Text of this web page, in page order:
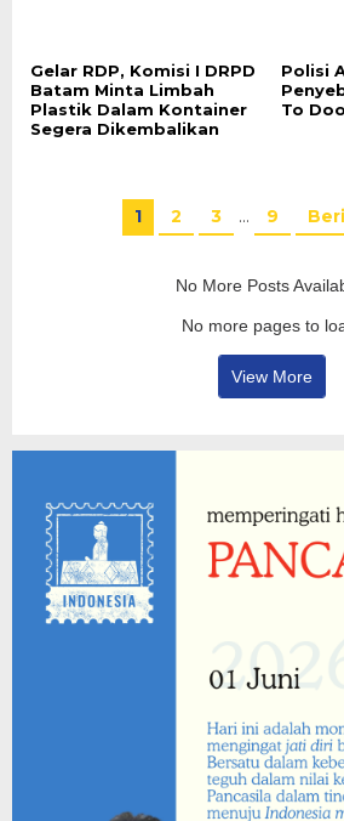
Gelar RDP, Komisi I DRPD
Batam Minta Limbah
Plastik Dalam Kontainer
Segera Dikembalikan
Polisi
To
1 2 3 … 9
No More Posts
No more pages to
View More